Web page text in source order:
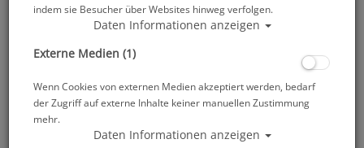
Polaris Softblei im Nylonsack 2 kg
Artikelnr.: pol-20912
indem sie Besucher über Websites hinweg verfolgen.
Daten Informationen anzeigen
Externe Medien (1)
Wenn Cookies von externen Medien akzeptiert werden, bedarf
der Zugriff auf externe Inhalte keiner manuellen Zustimmung
mehr.
Daten Informationen anzeigen